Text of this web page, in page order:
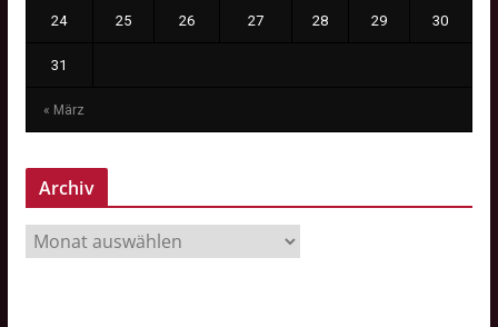
« März
24 25 26 27 28 29 30
31
Archiv
r